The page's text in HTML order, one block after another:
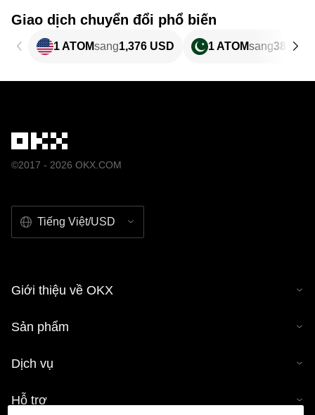
Giao dịch chuyển đổi phổ biến
1 ATOMsang1,376 USD 1 ATOMsang382,34
©2017 - 2026 OKX.COM
Tiếng Việt/USD
Giới thiệu về OKX
Sản phẩm
Dịch vụ
Hỗ trợ